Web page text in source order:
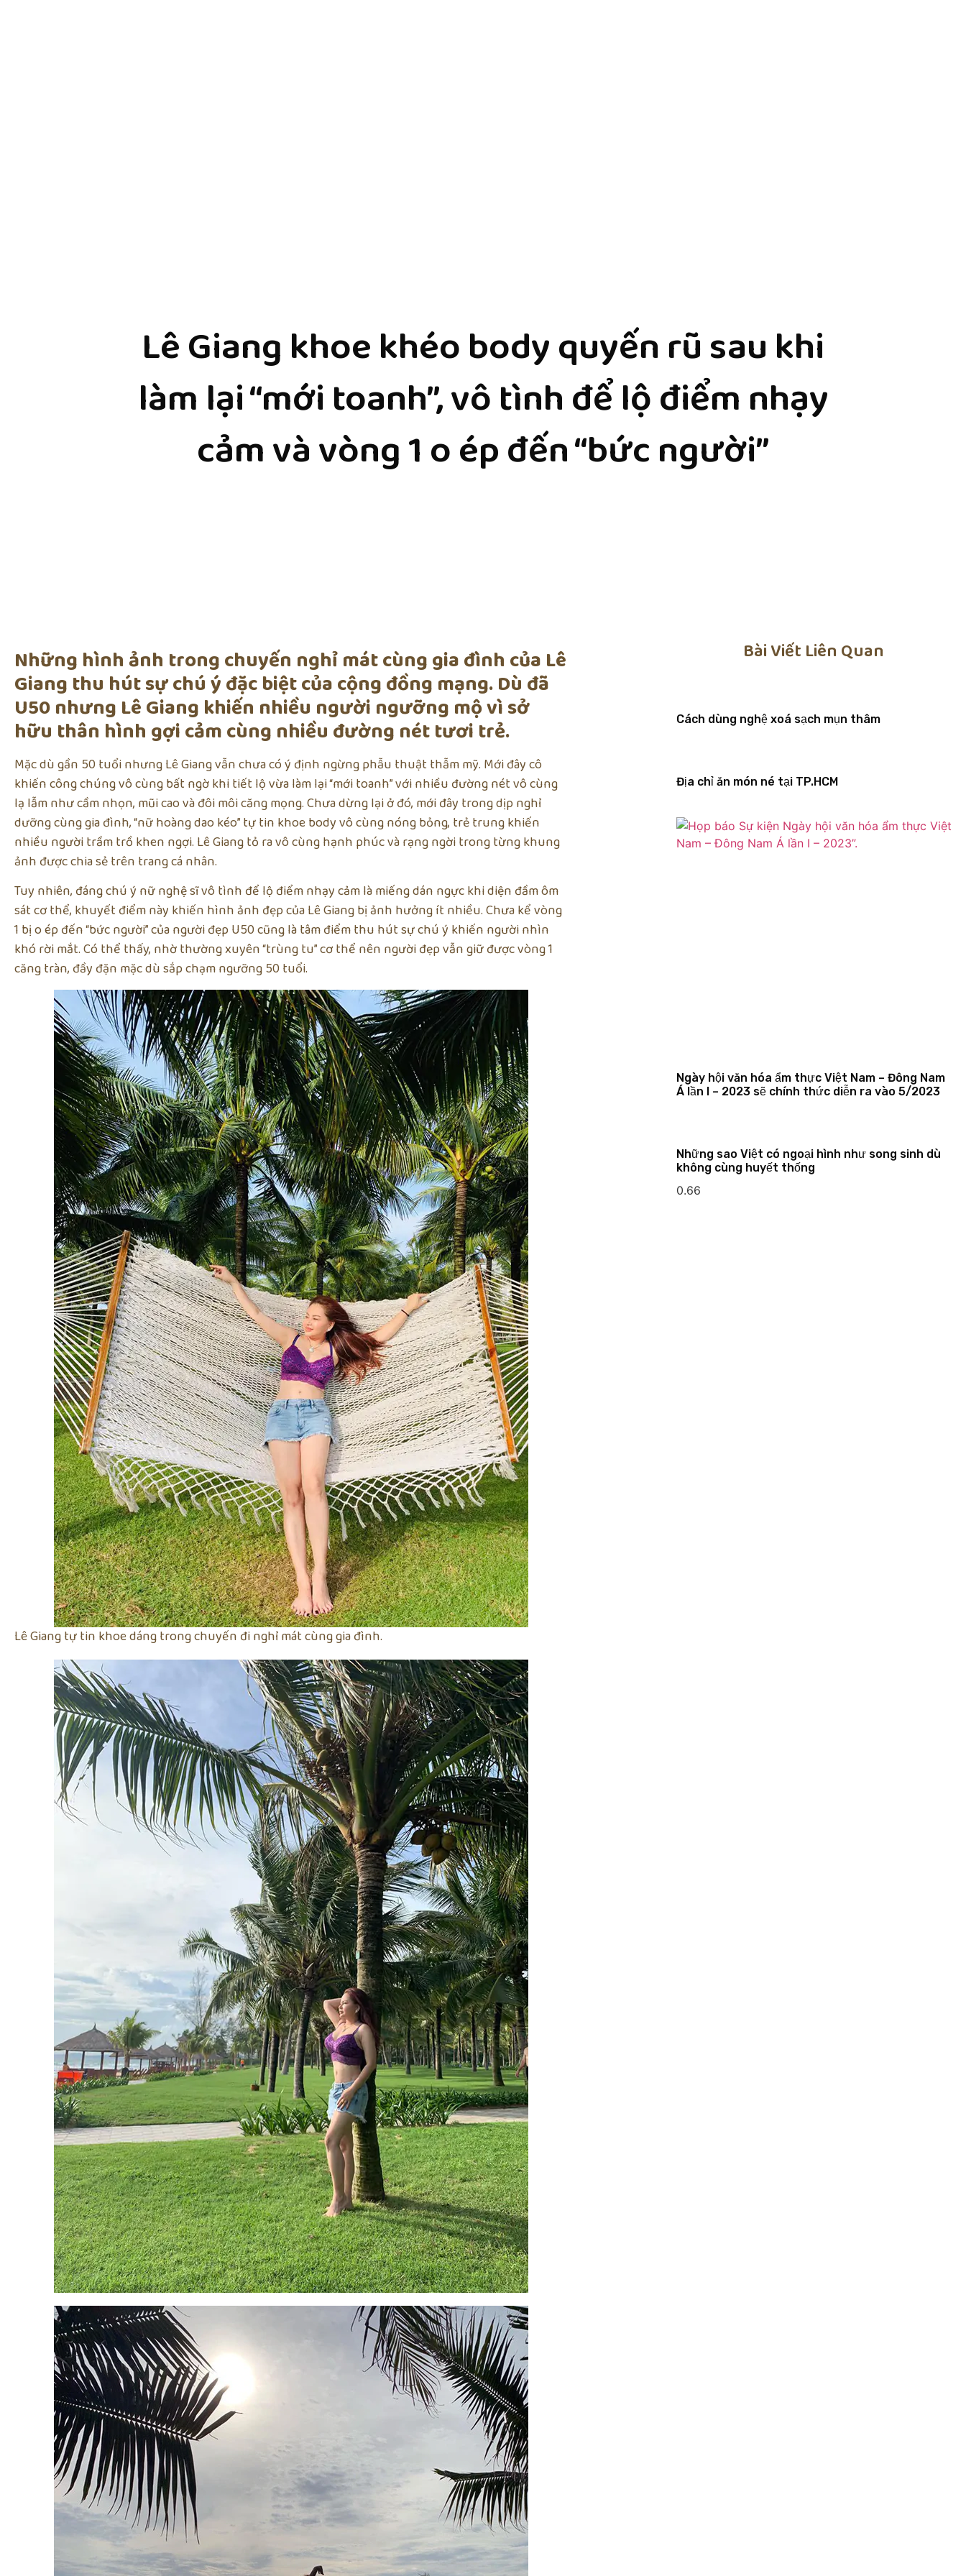
Lê Giang khoe khéo body quyến rũ sau khi
làm lại “mới toanh”, vô tình để lộ điểm nhạy
cảm và vòng 1 o ép đến “bức người”
Những hình ảnh trong chuyến nghỉ mát cùng gia đình của Lê
Giang thu hút sự chú ý đặc biệt của cộng đồng mạng. Dù đã
U50 nhưng Lê Giang khiến nhiều người ngưỡng mộ vì sở
hữu thân hình gợi cảm cùng nhiều đường nét tươi trẻ.
Mặc dù gần 50 tuổi nhưng Lê Giang vẫn chưa có ý định ngừng phẫu thuật thẫm mỹ. Mới đây cô
khiến công chúng vô cùng bất ngờ khi tiết lộ vừa làm lại “mới toanh” với nhiều đường nét vô cùng
lạ lẫm như cầm nhọn, mũi cao và đôi môi căng mọng. Chưa dừng lại ở đó, mới đây trong dịp nghỉ
dưỡng cùng gia đình, “nữ hoàng dao kéo” tự tin khoe body vô cùng nóng bỏng, trẻ trung khiến
nhiều người trầm trồ khen ngợi. Lê Giang tỏ ra vô cùng hạnh phúc và rạng ngời trong từng khung
ảnh được chia sẻ trên trang cá nhân.
Tuy nhiên, đáng chú ý nữ nghệ sĩ vô tình để lộ điểm nhạy cảm là miếng dán ngực khi diện đầm ôm
sát cơ thể, khuyết điểm này khiến hình ảnh đẹp của Lê Giang bị ảnh hưởng ít nhiều. Chưa kể vòng
1 bị o ép đến “bức người” của người đẹp U50 cũng là tâm điểm thu hút sự chú ý khiến người nhìn
khó rời mắt. Có thể thấy, nhờ thường xuyên “trùng tu” cơ thể nên người đẹp vẫn giữ được vòng 1
căng tràn, đầy đặn mặc dù sắp chạm ngưỡng 50 tuổi.
Lê Giang tự tin khoe dáng trong chuyến đi nghỉ mát cùng gia đình.
Bài Viết Liên Quan
Cách dùng nghệ xoá sạch mụn thâm
Địa chỉ ăn món né tại TP.HCM
Ngày hội văn hóa ẩm thực Việt Nam – Đông Nam
Á lần I – 2023 sẽ chính thức diễn ra vào 5/2023
Những sao Việt có ngoại hình như song sinh dù
không cùng huyết thống